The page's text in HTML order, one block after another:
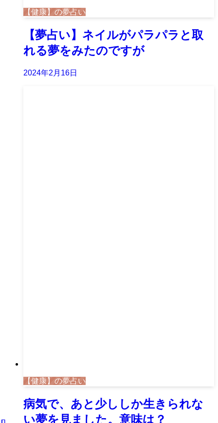
【健康】の夢占い
【夢占い】ネイルがパラパラと取
れる夢をみたのですが
2024年2月16日
【健康】の夢占い
病気で、あと少ししか生きられな
い夢を見ました。意味は？